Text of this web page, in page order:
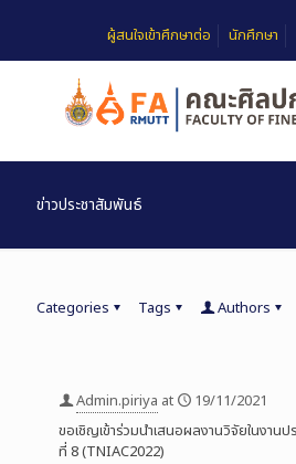
ผู้สนใจเข้าศึกษาต่อ นักศึกษา
ข่าวประชาสัมพันธ์
Categories Tags Authors
Admin.piriya at
19/11/2021
ขอเชิญเข้าร่วมนำเสนอผลงานวิจัยในงานป
ที่ 8 (TNIAC2022)